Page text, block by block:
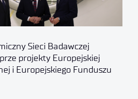
Sieci Badawczej
projekty Europejskiej
i Europejskiego Funduszu